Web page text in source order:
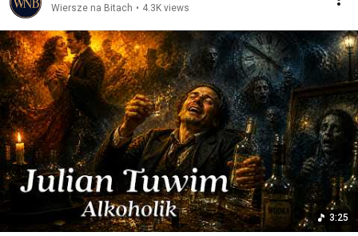
Wiersze na Bitach • 4.3K views
3:25